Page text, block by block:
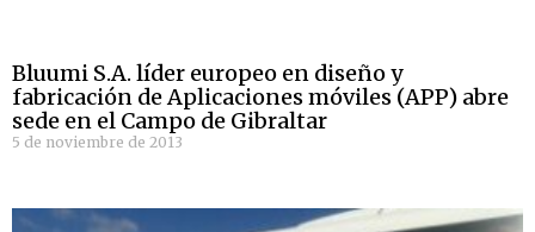
Bluumi S.A. líder europeo en diseño y
fabricación de Aplicaciones móviles (APP) abre
sede en el Campo de Gibraltar
5 de noviembre de 2013